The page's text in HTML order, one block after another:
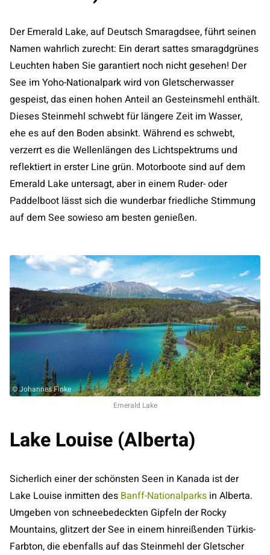
Der Emerald Lake, auf Deutsch Smaragdsee, führt seinen
Namen wahrlich zurecht: Ein derart sattes smaragdgrünes
Leuchten haben Sie garantiert noch nicht gesehen! Der
See im Yoho-Nationalpark wird von Gletscherwasser
gespeist, das einen hohen Anteil an Gesteinsmehl enthält.
Dieses Steinmehl schwebt für längere Zeit im Wasser,
ehe es auf den Boden absinkt. Während es schwebt,
verzerrt es die Wellenlängen des Lichtspektrums und
reflektiert in erster Line grün. Motorboote sind auf dem
Emerald Lake untersagt, aber in einem Ruder- oder
Paddelboot lässt sich die wunderbar friedliche Stimmung
auf dem See sowieso am besten genießen.
© Johannes Finke
Emerald Lake
Lake Louise (Alberta)
Sicherlich einer der schönsten Seen in Kanada ist der
Lake Louise inmitten des Banff-Nationalparks in Alberta.
Umgeben von schneebedeckten Gipfeln der Rocky
Mountains, glitzert der See in einem hinreißenden Türkis-
Farbton, die ebenfalls auf das Steinmehl der Gletscher